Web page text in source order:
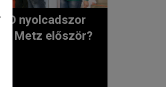
nyolcadszor
a Metz először?